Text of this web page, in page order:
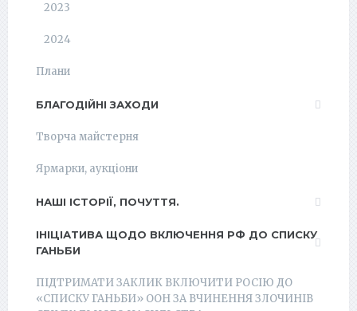
2023
2024
Плани
БЛАГОДІЙНІ ЗАХОДИ
Творча майстерня
Ярмарки, аукціони
НАШІ ІСТОРІЇ, ПОЧУТТЯ.
ІНІЦІАТИВА ЩОДО ВКЛЮЧЕННЯ РФ ДО СПИСКУ
ГАНЬБИ
ПІДТРИМАТИ ЗАКЛИК ВКЛЮЧИТИ РОСІЮ ДО
«СПИСКУ ГАНЬБИ» ООН ЗА ВЧИНЕННЯ ЗЛОЧИНІВ